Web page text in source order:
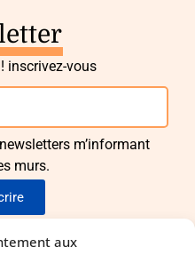
aux
inscrivez-vous
m’informant
murs.
rejoindre ?